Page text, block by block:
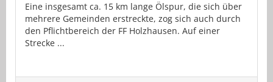
Eine insgesamt ca. 15 km lange Ölspur, die sich über
mehrere Gemeinden erstreckte, zog sich auch durch
den Pflichtbereich der FF Holzhausen. Auf einer
Strecke ...